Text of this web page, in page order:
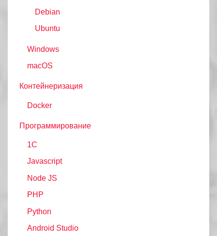
Debian
Ubuntu
Windows
macOS
Контейнеризация
Docker
Программирование
1C
Javascript
Node JS
PHP
Python
Android Studio